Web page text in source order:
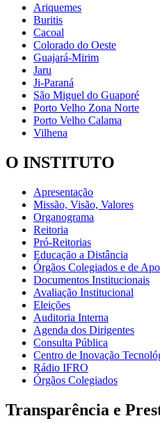
Ariquemes
Buritis
Cacoal
Colorado do Oeste
Guajará-Mirim
Jaru
Ji-Paraná
São Miguel do Guaporé
Porto Velho Zona Norte
Porto Velho Calama
Vilhena
O INSTITUTO
Apresentação
Missão, Visão, Valores
Organograma
Reitoria
Pró-Reitorias
Educação a Distância
Órgãos Colegiados e de
Documentos Institucionais
Avaliação Institucional
Eleições
Auditoria Interna
Agenda dos Dirigentes
Consulta Pública
Centro de Inovação
Rádio IFRO
Órgãos Colegiados
Transparência e